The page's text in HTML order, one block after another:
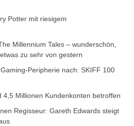
Potter mit riesigem
Millennium Tales – wunderschön,
zu sehr von gestern
Peripherie nach: SKIFF 100
4,5 Millionen Kundenkonten betroffen
Regisseur: Gareth Edwards steigt